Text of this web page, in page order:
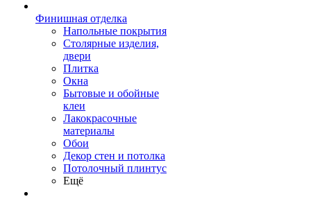
Финишная отделка
Напольные покрытия
Столярные изделия,
двери
Плитка
Окна
Бытовые и обойные
клеи
Лакокрасочные
материалы
Обои
Декор стен и потолка
Потолочный плинтус
Ещё